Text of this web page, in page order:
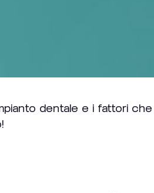
dentale e i fattori